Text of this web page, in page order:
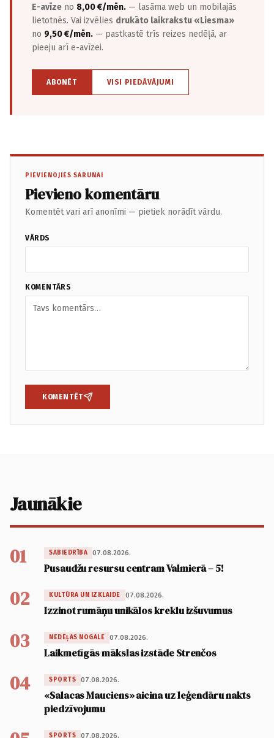
E-avīze no 8,00 €/mēn. — lasāma web un mobilajās
lietotnēs. Vai izvēlies drukāto laikrakstu «Liesma»
no 9,50 €/mēn. — pastkastē trīs reizes nedēļā, ar
pieeju arī e-avīzei.
ABONĒT VISI PIEDĀVĀJUMI
PIEVIENOJIES SARUNAI
Pievieno komentāru
Komentēt vari arī anonīmi — pietiek norādīt vārdu.
VĀRDS
KOMENTĀRS
KOMENTĒT
Jaunākie
01 SABIEDRĪBA 07.08.2026.
Pusaudžu resursu centram Valmierā – 5!
02 KULTŪRA UN IZKLAIDE 07.08.2026.
Izzinot rumāņu unikālos kreklu izšuvumus
03 NEDĒĻAS NOGALE 07.08.2026.
Laikmetīgās mākslas izstāde Strenčos
04 SPORTS 07.08.2026.
«Salacas Mauciens» aicina uz leģendāru nakts
piedzīvojumu
SPORTS 07.08.2026.